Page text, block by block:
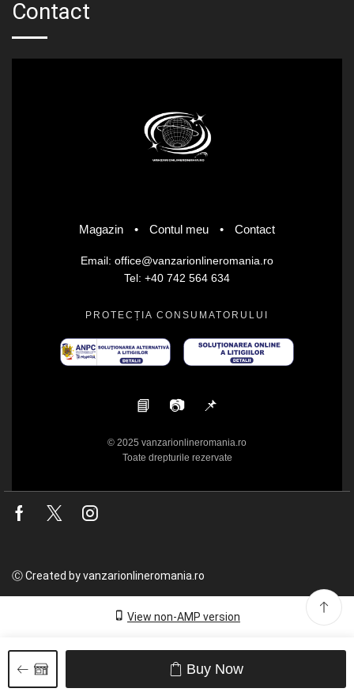
Contact
Magazin • Contul meu • Contact
Email: office@vanzarionlineromania.ro
Tel: +40 742 564 634
PROTECȚIA CONSUMATORULUI
📘 📷 📌
© 2025 vanzarionlineromania.ro
Toate drepturile rezervate
Facebook
Twitter
Ⓒ Created by vanzarionlineromania.ro
View non-AMP version
Buy Now